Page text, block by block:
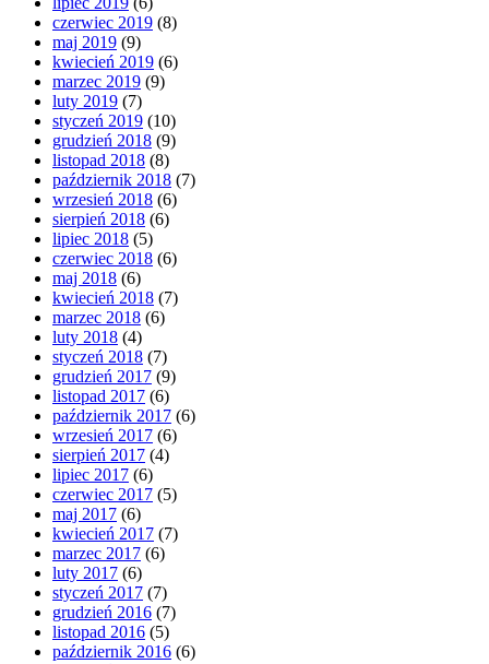
czerwiec 2019 (8)
maj 2019 (9)
kwiecień 2019 (6)
marzec 2019 (9)
luty 2019 (7)
styczeń 2019 (10)
grudzień 2018 (9)
listopad 2018 (8)
październik 2018 (7)
wrzesień 2018 (6)
sierpień 2018 (6)
lipiec 2018 (5)
czerwiec 2018 (6)
maj 2018 (6)
kwiecień 2018 (7)
marzec 2018 (6)
luty 2018 (4)
styczeń 2018 (7)
grudzień 2017 (9)
listopad 2017 (6)
październik 2017 (6)
wrzesień 2017 (6)
sierpień 2017 (4)
lipiec 2017 (6)
czerwiec 2017 (5)
maj 2017 (6)
kwiecień 2017 (7)
marzec 2017 (6)
luty 2017 (6)
styczeń 2017 (7)
grudzień 2016 (7)
listopad 2016 (5)
październik 2016 (6)